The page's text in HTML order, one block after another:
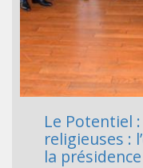
Le Potentiel
religieuses :
la